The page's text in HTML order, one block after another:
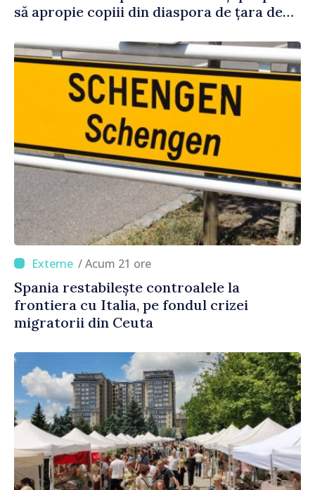
să apropie copiii din diaspora de țara de
/ Acum 21 ore
Spania restabilește controalele la
frontiera cu Italia, pe fondul crizei
migratorii din Ceuta